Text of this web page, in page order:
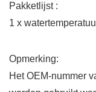
Pakketlijst :
1 x
Opmerking:
Het OEM-nummer